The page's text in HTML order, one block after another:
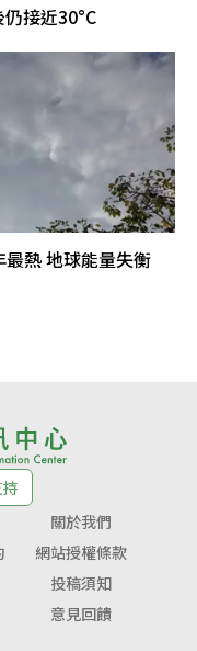
接近30°C
熱 地球能量失衡
關於我們
網站授權條款
投稿須知
意見回饋